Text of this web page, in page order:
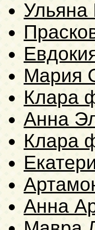
Ульяна
Мария
Клара
Анна
Клара
Анна